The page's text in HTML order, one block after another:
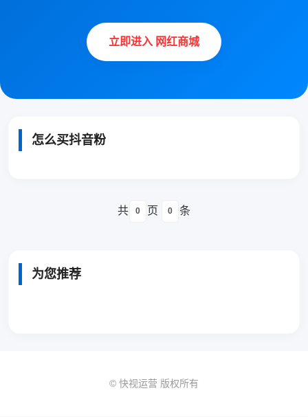
立即进入 网红商城
怎么买抖音粉
共 0 页 0 条
为您推荐
© 快视运营 版权所有